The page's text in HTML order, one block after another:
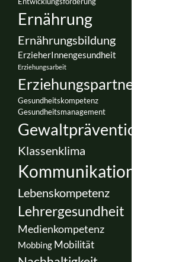
Ernährung
Ernährungsbildung
ErzieherInnengesundheit
Erziehungsarbeit
Erziehungspartnerschaft
Gesundheitskompetenz
Gesundheitsmanagement
Gewaltprävention
Klassenklima
Kommunikation
Lebenskompetenz
Lehrergesundheit
Medienkompetenz
Mobbing Mobilität